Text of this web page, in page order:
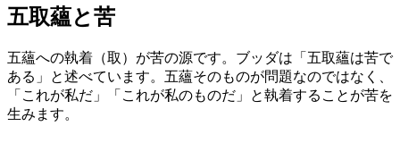
五取蘊と苦
五蘊への執着（取）が苦の源です。ブッダは「五取蘊は苦で
ある」と述べています。五蘊そのものが問題なのではなく、
「これが私だ」「これが私のものだ」と執着することが苦を
生みます。